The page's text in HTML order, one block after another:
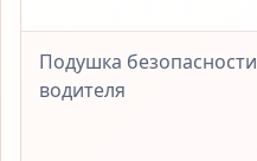
Подушка безопасности
водителя